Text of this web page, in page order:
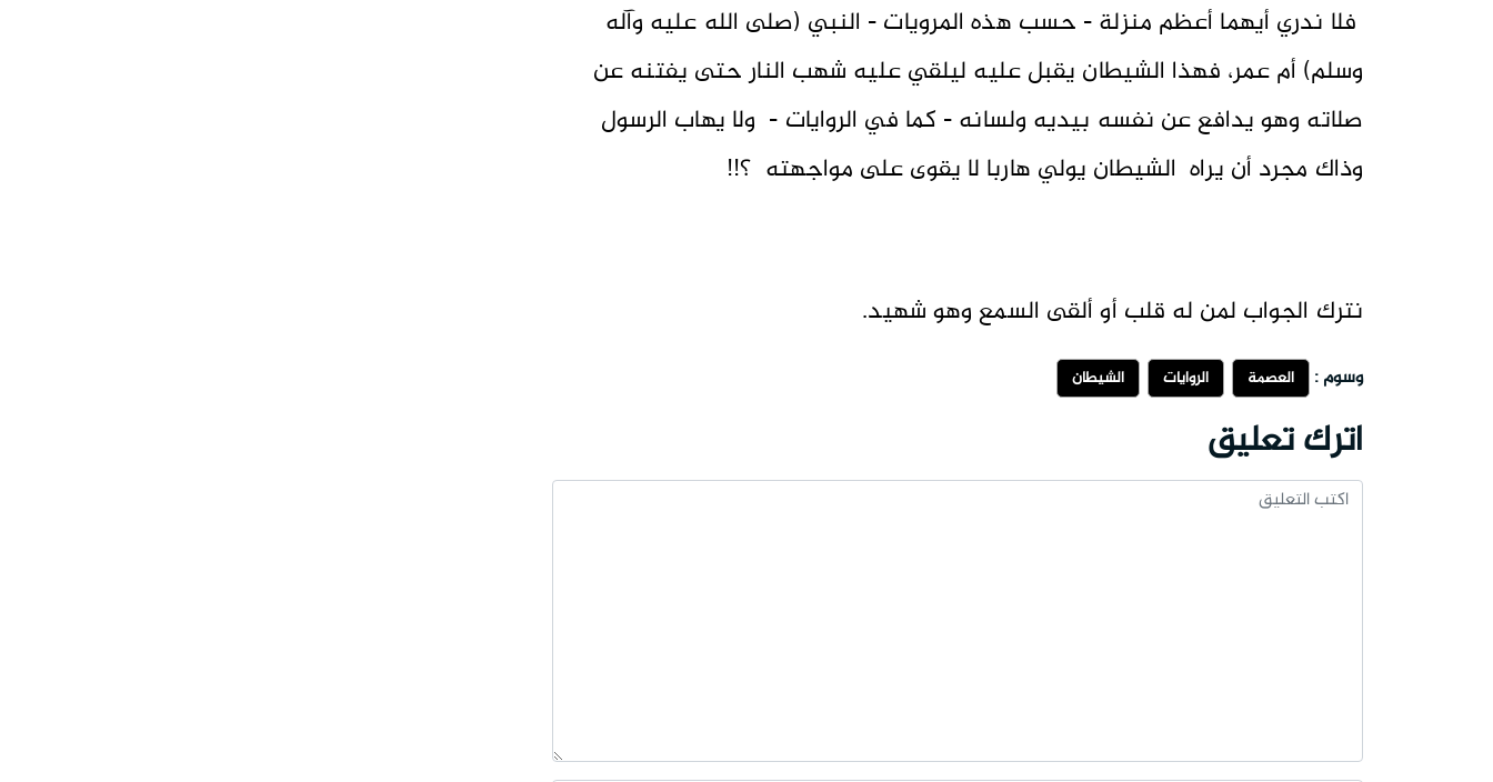
فلا ندري أيهما أعظم منزلة - حسب هذه المرويات - النبي (صلى الله عليه وآله
وسلم) أم عمر، فهذا الشيطان يقبل عليه ليلقي عليه شهب النار حتى يفتنه عن
صلاته وهو يدافع عن نفسه بيديه ولسانه - كما في الروايات - ولا يهاب الرسول
وذاك مجرد أن يراه الشيطان يولي هاربا لا يقوى على مواجهته ؟!!
نترك الجواب لمن له قلب أو ألقى السمع وهو شهيد.
وسوم : العصمة الروايات الشيطان
اترك تعليق